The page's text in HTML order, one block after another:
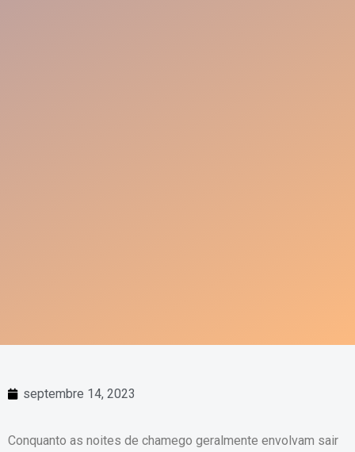
septembre 14, 2023
Conquanto as noites de chamego geralmente envolvam sair